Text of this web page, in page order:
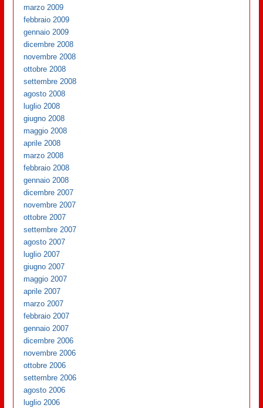
marzo 2009
febbraio 2009
gennaio 2009
dicembre 2008
novembre 2008
ottobre 2008
settembre 2008
agosto 2008
luglio 2008
giugno 2008
maggio 2008
aprile 2008
marzo 2008
febbraio 2008
gennaio 2008
dicembre 2007
novembre 2007
ottobre 2007
settembre 2007
agosto 2007
luglio 2007
giugno 2007
maggio 2007
aprile 2007
marzo 2007
febbraio 2007
gennaio 2007
dicembre 2006
novembre 2006
ottobre 2006
settembre 2006
agosto 2006
luglio 2006